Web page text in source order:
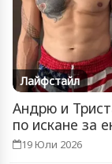
Лайфстайл
Андрю и
по искане за
19 Юли 2026